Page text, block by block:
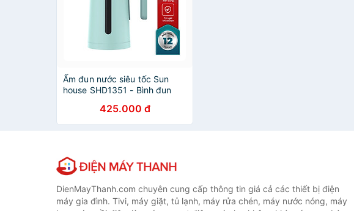
Ấm đun nước siêu tốc Sun
house SHD1351 - Bình đun
1.8L - Hàng chính hãng
425.000 đ
DienMayThanh.com chuyên cung cấp thông tin giá cả các thiết bị điện
máy gia đình. Tivi, máy giặt, tủ lạnh, máy rửa chén, máy nước nóng, máy